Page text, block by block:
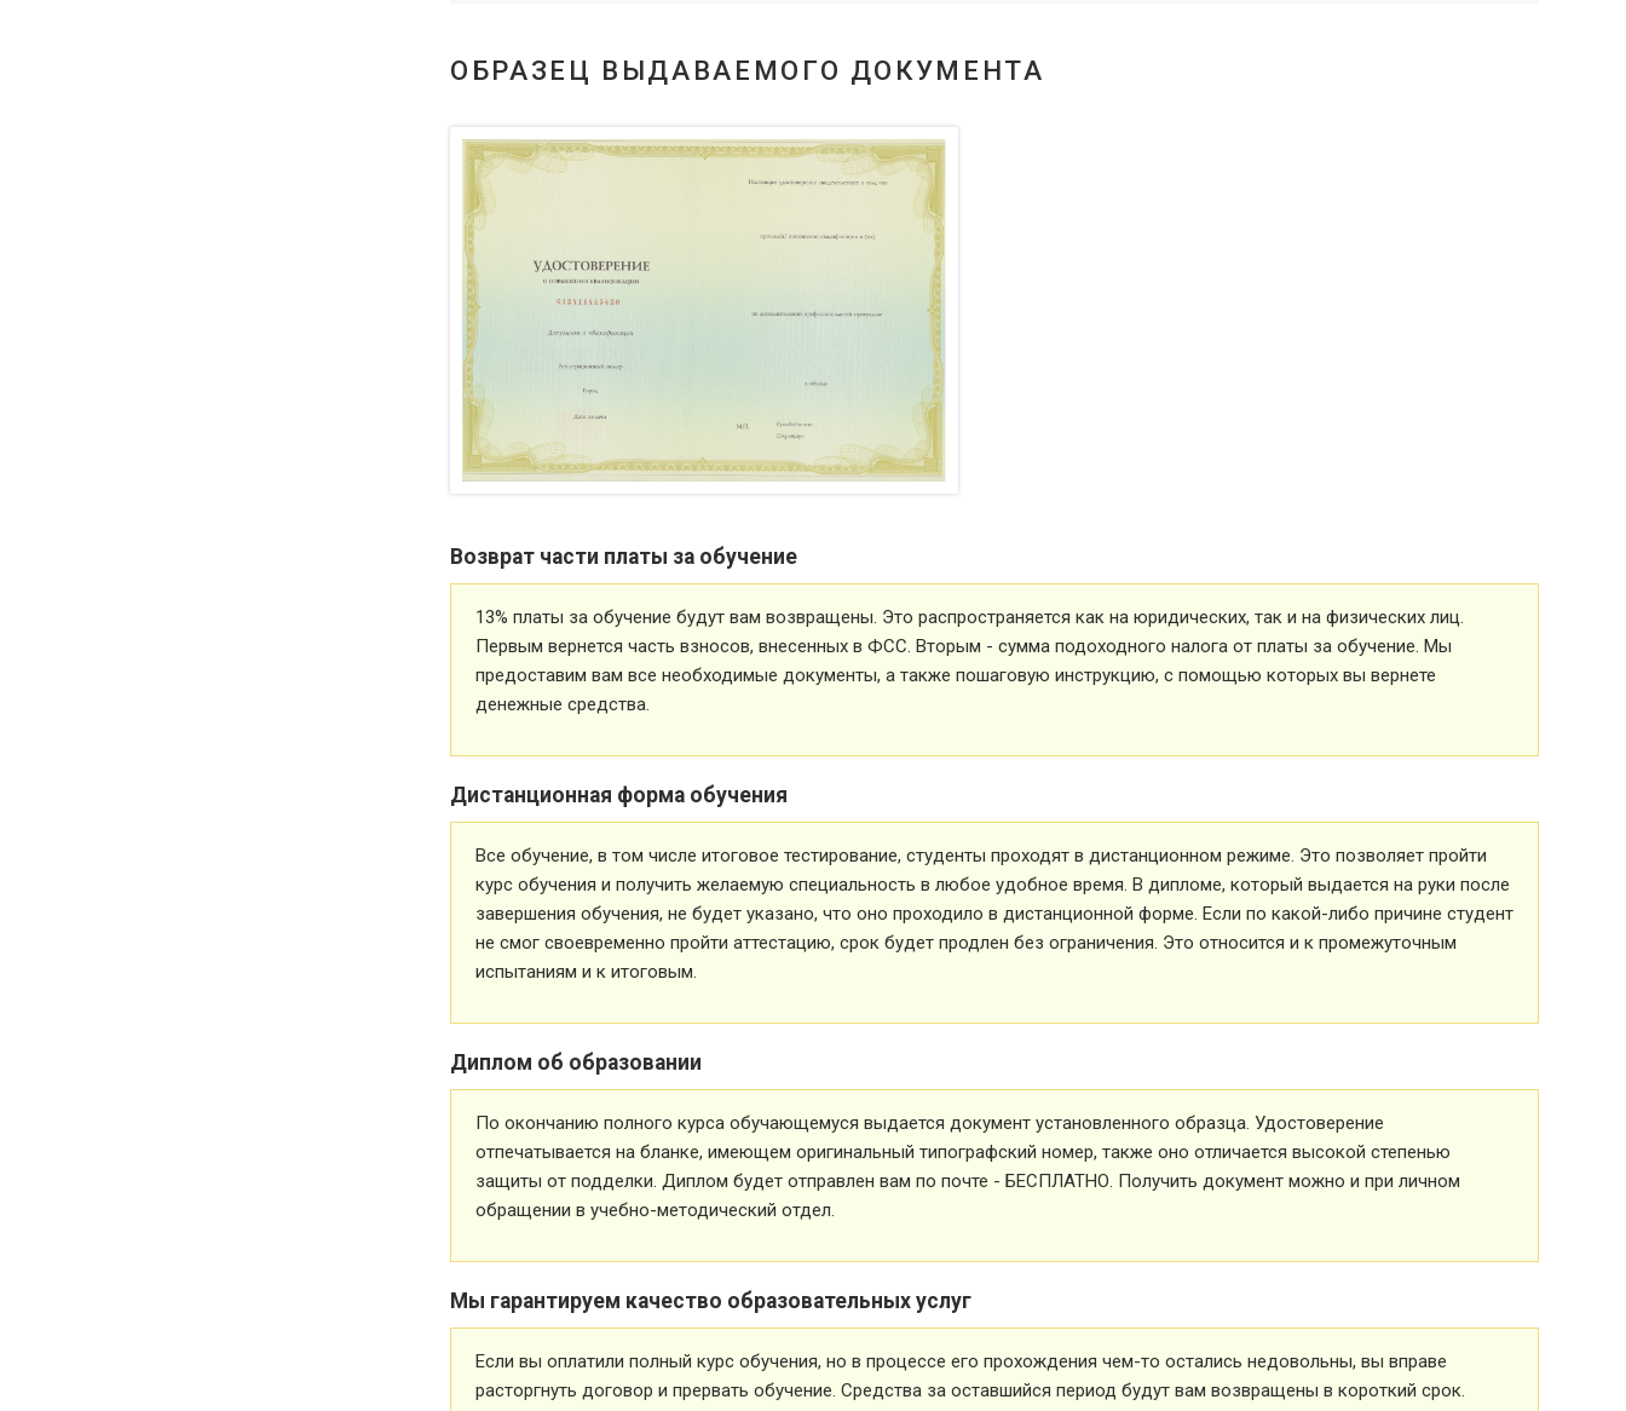
ОБРАЗЕЦ ВЫДАВАЕМОГО ДОКУМЕНТА
Возврат части платы за обучение
13% платы за обучение будут вам возвращены. Это распространяется как на юридических, так и на физических лиц.
Первым вернется часть взносов, внесенных в ФСС. Вторым - сумма подоходного налога от платы за обучение. Мы
предоставим вам все необходимые документы, а также пошаговую инструкцию, с помощью которых вы вернете
денежные средства.
Дистанционная форма обучения
Все обучение, в том числе итоговое тестирование, студенты проходят в дистанционном режиме. Это позволяет пройти
курс обучения и получить желаемую специальность в любое удобное время. В дипломе, который выдается на руки после
завершения обучения, не будет указано, что оно проходило в дистанционной форме. Если по какой-либо причине студент
не смог своевременно пройти аттестацию, срок будет продлен без ограничения. Это относится и к промежуточным
испытаниям и к итоговым.
Диплом об образовании
По окончанию полного курса обучающемуся выдается документ установленного образца. Удостоверение
отпечатывается на бланке, имеющем оригинальный типографский номер, также оно отличается высокой степенью
защиты от подделки. Диплом будет отправлен вам по почте - БЕСПЛАТНО. Получить документ можно и при личном
обращении в учебно-методический отдел.
Мы гарантируем качество образовательных услуг
Если вы оплатили полный курс обучения, но в процессе его прохождения чем-то остались недовольны, вы вправе
расторгнуть договор и прервать обучение. Средства за оставшийся период будут вам возвращены в короткий срок.